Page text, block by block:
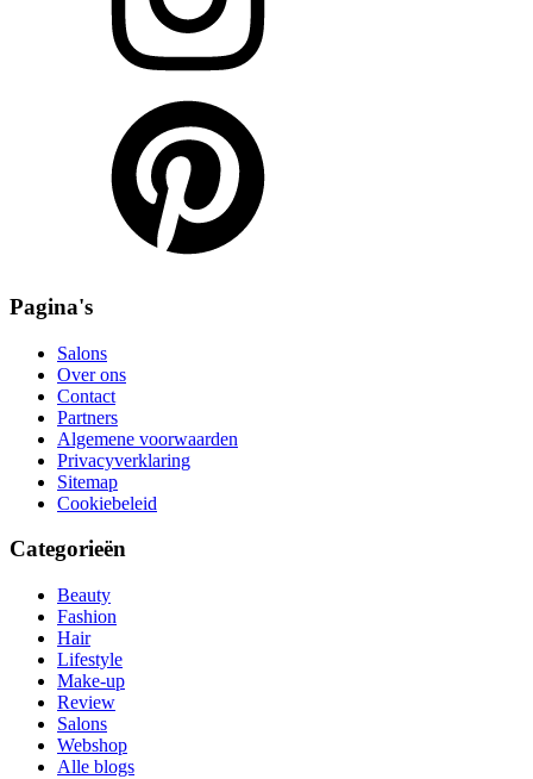
Pagina's
Salons
Over ons
Contact
Partners
Algemene voorwaarden
Privacyverklaring
Sitemap
Cookiebeleid
Categorieën
Beauty
Fashion
Hair
Lifestyle
Make-up
Review
Salons
Webshop
Alle blogs